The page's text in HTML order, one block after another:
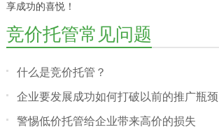
享成功的喜悦！
竞价托管常见问题
什么是竞价托管？
企业要发展成功如何打破以前的推广瓶颈
警惕低价托管给企业带来高价的损失